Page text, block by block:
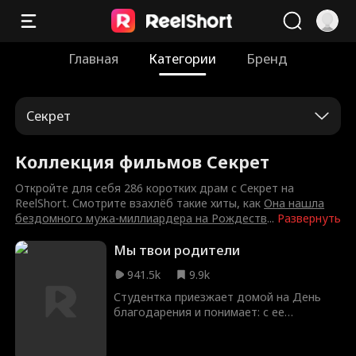
Главная Категории Бренд
Секрет
Коллекция фильмов Секрет
Развернуть
Откройте для себя 286 коротких драм с Секрет на
ReelShort. Смотрите взахлёб такие хиты, какОна нашла
бездомного мужа-миллиардера на Рождеств...
Мы твои родители
941.5k
9.9k
Студентка приезжает домой на День
благодарения и понимает: с ее